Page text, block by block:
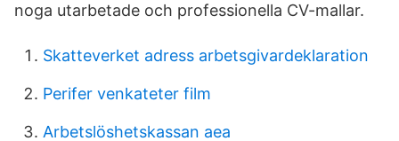
noga utarbetade och professionella CV-mallar.
Skatteverket adress arbetsgivardeklaration
Perifer venkateter film
Arbetslöshetskassan aea